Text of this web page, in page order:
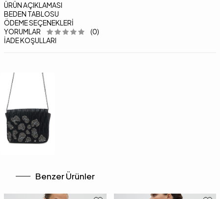
ÜRÜN AÇIKLAMASI
BEDEN TABLOSU
ÖDEME SEÇENEKLERI
YORUMLAR
(0)
İADE KOŞULLARI
Benzer Ürünler